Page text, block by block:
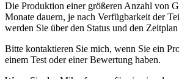
Die Produktion einer größeren Anzahl von
Monate dauern, je nach Verfügbarkeit der
werden Sie über den Status und den
Bitte kontaktieren Sie mich, wenn Sie ein
einem Test oder einer Bewertung haben.